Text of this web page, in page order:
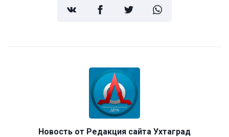
Новость от Редакция сайта Ухтаград